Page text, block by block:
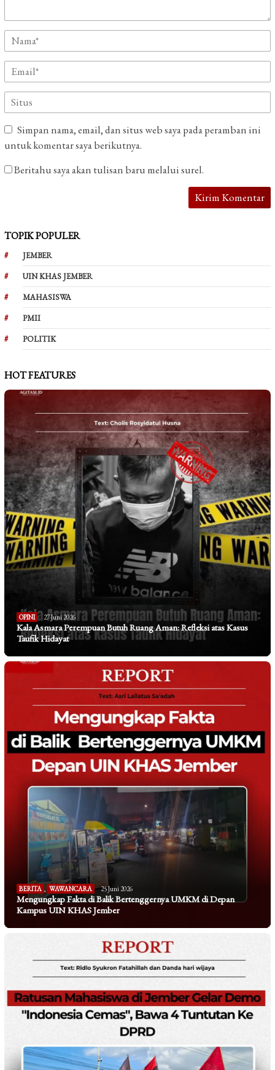
Simpan nama, email, dan situs web saya pada peramban ini
untuk komentar saya berikutnya.
Beritahu saya akan tulisan baru melalui surel.
TOPIK POPULER
JEMBER
UIN KHAS JEMBER
MAHASISWA
PMII
POLITIK
HOT FEATURES
OPINI 27 Juni 2026
Kala Asmara Perempuan Butuh Ruang Aman: Refleksi atas Kasus
Taufik Hidayat
BERITA WAWANCARA 25 Juni 2026
Mengungkap Fakta di Balik Bertenggernya UMKM di Depan
Kampus UIN KHAS Jember